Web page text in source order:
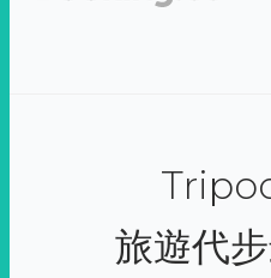
旅遊代